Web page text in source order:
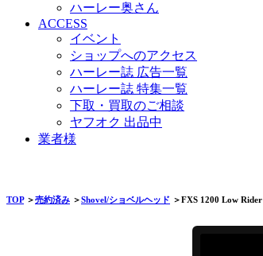
ハーレー奥さん
ACCESS
イベント
ショップへのアクセス
ハーレー誌 広告一覧
ハーレー誌 特集一覧
下取・買取のご相談
ヤフオク 出品中
業者様
TOP＞売約済み ＞Shovel/ショベルヘッド ＞FXS 1200 Low Rider